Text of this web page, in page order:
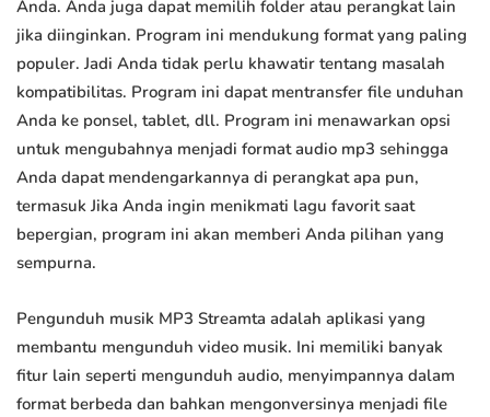
Anda. Anda juga dapat memilih folder atau perangkat lain
jika diinginkan. Program ini mendukung format yang paling
populer. Jadi Anda tidak perlu khawatir tentang masalah
kompatibilitas. Program ini dapat mentransfer file unduhan
Anda ke ponsel, tablet, dll. Program ini menawarkan opsi
untuk mengubahnya menjadi format audio mp3 sehingga
Anda dapat mendengarkannya di perangkat apa pun,
termasuk Jika Anda ingin menikmati lagu favorit saat
bepergian, program ini akan memberi Anda pilihan yang
sempurna.
Pengunduh musik MP3 Streamta adalah aplikasi yang
membantu mengunduh video musik. Ini memiliki banyak
fitur lain seperti mengunduh audio, menyimpannya dalam
format berbeda dan bahkan mengonversinya menjadi file